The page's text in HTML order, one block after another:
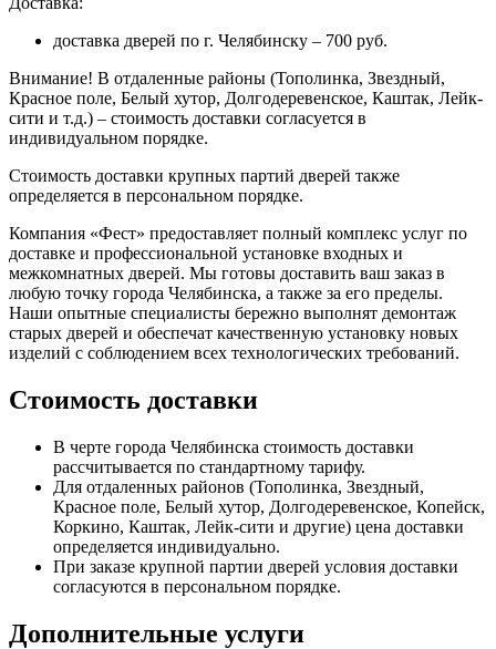
доставка дверей по г. Челябинску – 700 руб.
Внимание! В отдаленные районы (Тополинка, Звездный,
Красное поле, Белый хутор, Долгодеревенское, Каштак, Лейк-
сити и т.д.) – стоимость доставки согласуется в
индивидуальном порядке.
Стоимость доставки крупных партий дверей также
определяется в персональном порядке.
Компания «Фест» предоставляет полный комплекс услуг по
доставке и профессиональной установке входных и
межкомнатных дверей. Мы готовы доставить ваш заказ в
любую точку города Челябинска, а также за его пределы.
Наши опытные специалисты бережно выполнят демонтаж
старых дверей и обеспечат качественную установку новых
изделий с соблюдением всех технологических требований.
Стоимость доставки
В черте города Челябинска стоимость доставки
рассчитывается по стандартному тарифу.
Для отдаленных районов (Тополинка, Звездный,
Красное поле, Белый хутор, Долгодеревенское, Копейск,
Коркино, Каштак, Лейк-сити и другие) цена доставки
определяется индивидуально.
При заказе крупной партии дверей условия доставки
согласуются в персональном порядке.
Дополнительные услуги